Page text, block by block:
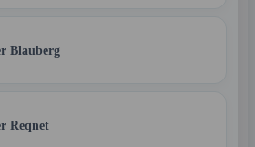
Blauberg
Reqnet